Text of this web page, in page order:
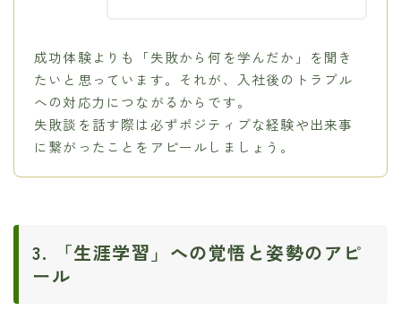
成功体験よりも「失敗から何を学んだか」を聞き
たいと思っています。それが、入社後のトラブル
への対応力につながるからです。
失敗談を話す際は必ずポジティブな経験や出来事
に繋がったことをアピールしましょう。
3. 「生涯学習」への覚悟と姿勢のアピ
ール